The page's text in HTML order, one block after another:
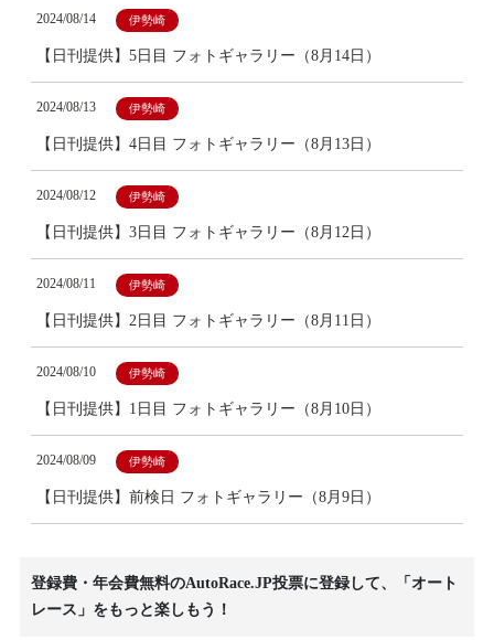
2024/08/14 伊勢崎
【日刊提供】5日目 フォトギャラリー（8月14日）
2024/08/13 伊勢崎
【日刊提供】4日目 フォトギャラリー（8月13日）
2024/08/12 伊勢崎
【日刊提供】3日目 フォトギャラリー（8月12日）
2024/08/11 伊勢崎
【日刊提供】2日目 フォトギャラリー（8月11日）
2024/08/10 伊勢崎
【日刊提供】1日目 フォトギャラリー（8月10日）
2024/08/09 伊勢崎
【日刊提供】前検日 フォトギャラリー（8月9日）
登録費・年会費無料のAutoRace.JP投票に登録して、「オート
レース」をもっと楽しもう！